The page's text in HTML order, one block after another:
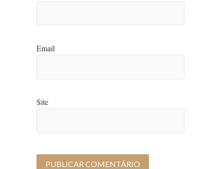
Email
Site